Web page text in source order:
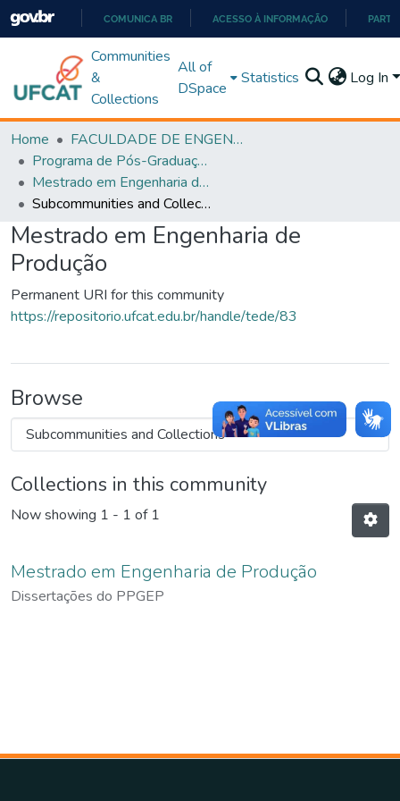
PARA
O
COMUNICA BR ACESSO À INFORMAÇÃO
Communities
&
Collections
All of
DSpace
Statistics Log In
Home
FACULDADE DE ENGENHARIA
Programa de Pós-Graduação em Engenharia de Produção (PPGEP)
Mestrado em Engenharia de Produção
Subcommunities and Collections
Mestrado em Engenharia de
Produção
Permanent URI for this community
https://repositorio.ufcat.edu.br/handle/tede/83
Browse
Collections in this community
Now showing 1 - 1 of 1
Mestrado em Engenharia de Produção
Dissertações do PPGEP